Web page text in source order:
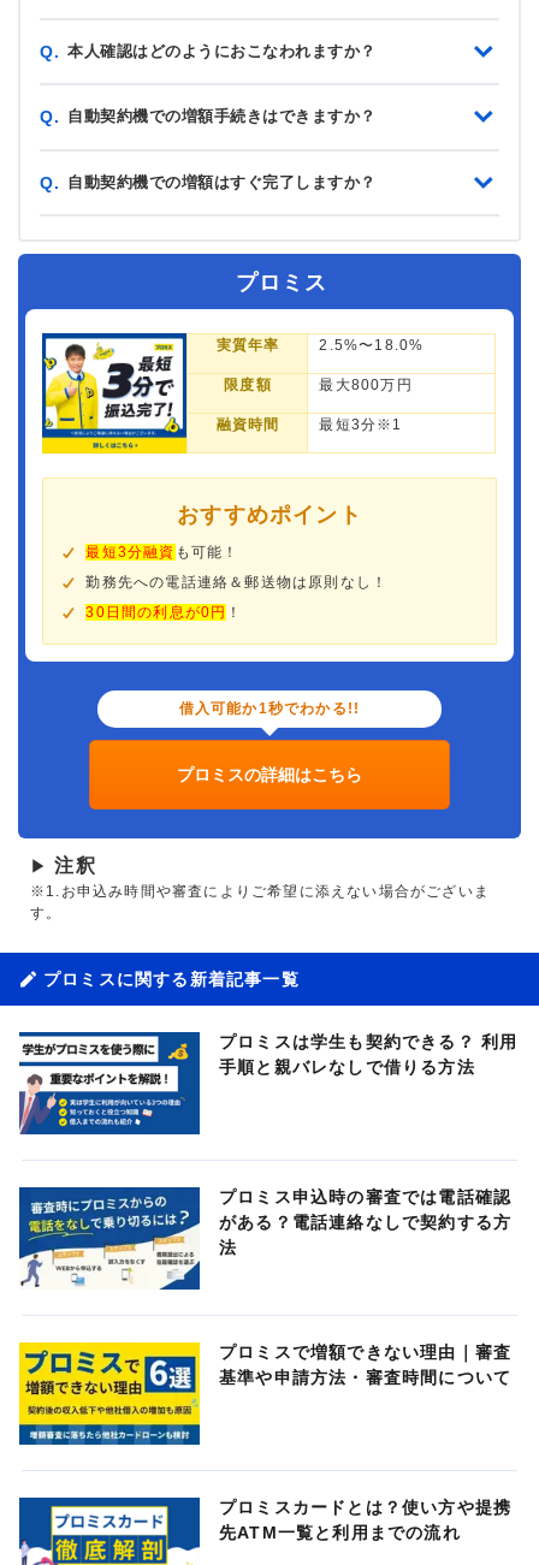
Q. 本人確認はどのようにおこなわれますか？
Q. 自動契約機での増額手続きはできますか？
Q. 自動契約機での増額はすぐ完了しますか？
プロミス
実質年率 2.5%〜18.0%
限度額 最大800万円
融資時間 最短3分※1
おすすめポイント
最短3分融資 も可能！
勤務先への電話連絡＆郵送物は原則なし！
30日間の利息が0円 ！
借入可能か1秒でわかる!!
プロミスの詳細はこちら
▶ 注釈
※1.お申込み時間や審査によりご希望に添えない場合がございま
す。
プロミスに関する新着記事一覧
プロミスは学生も契約できる？ 利用
手順と親バレなしで借りる方法
プロミス申込時の審査では電話確認
がある？電話連絡なしで契約する方
法
プロミスで増額できない理由｜審査
基準や申請方法・審査時間について
プロミスカードとは？使い方や提携
先ATM一覧と利用までの流れ